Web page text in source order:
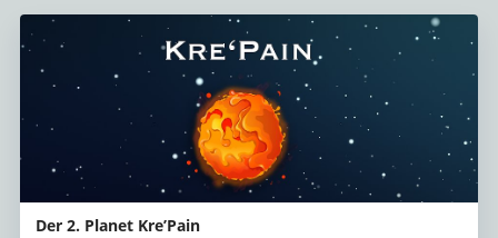
Der 2. Planet Kre’Pain